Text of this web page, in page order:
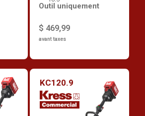
$ 469,99
avant taxes
Outil uniquement
KC120.9